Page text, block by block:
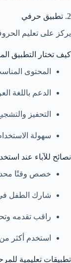
2. تطبيق حرفي
يركز على تعليم
كيف تختار التطبيق
المحتوى
الدعم باللغة
التحفيز
سهولة
نصائح للآباء عند
خصص وقتًا
شارك الطفل في
راقب تقدمه
استخدم أكثر
تطبيقات تعليمية